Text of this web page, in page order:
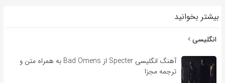
بیشتر بخوانید
انگلیسی
آهنگ انگلیسی Specter از Bad Omens به همراه متن و
ترجمه مجزا